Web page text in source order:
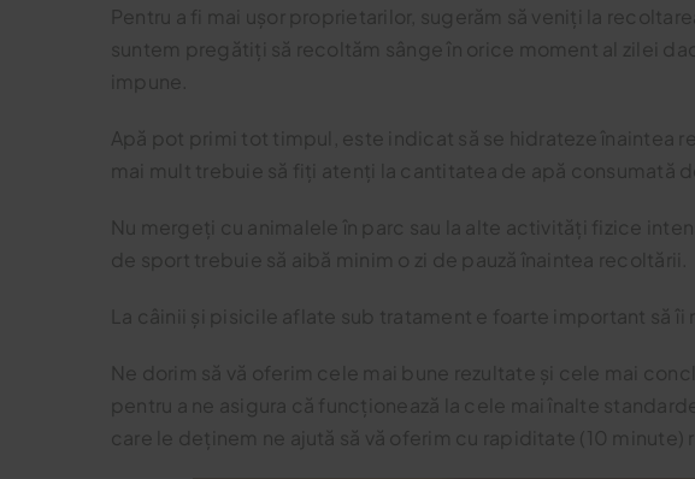
Pentru a fi mai ușor proprietarilor, sugerăm să veniți la
suntem pregătiți să recoltăm sânge în orice moment al zilei
impune.
Apă pot primi tot timpul, este indicat să se hidrateze înaintea
mai mult trebuie să fiți atenți la cantitatea de apă consumată
Nu mergeți cu animalele în parc sau la alte activități fizice
de sport trebuie să aibă minim o zi de pauză înaintea recoltării.
La câinii și pisicile aflate sub tratament e foarte important
Ne dorim să vă oferim cele mai bune rezultate și cele mai
pentru a ne asigura că funcționează la cele mai înalte
care le deținem ne ajută să vă oferim cu rapiditate (10 minute)